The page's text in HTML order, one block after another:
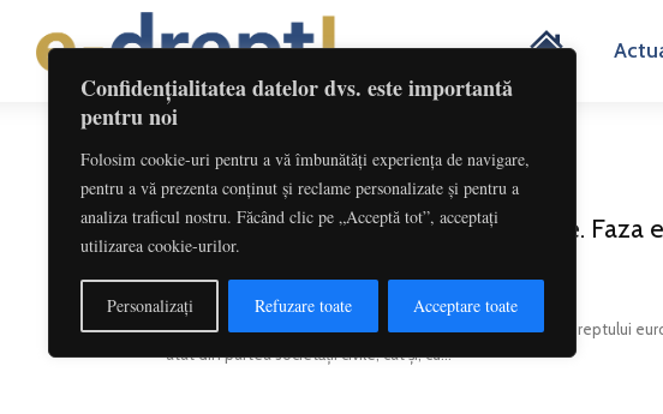
Confidențialitatea datelor dvs. este importantă
pentru noi
Folosim cookie-uri pentru a vă îmbunătăți experiența de navigare,
pentru a vă prezenta conținut și reclame personalizate și pentru a
analiza traficul nostru. Făcând clic pe „Acceptă tot”, acceptați
utilizarea cookie-urilor.
Personalizați Refuzare toate Acceptare toate
H
e
Etichetă: OG 22/2002
Epopeea restituirii taxelor de poluare. Faza
conturilor deschise la Trezorerie...
octombrie 6, 2017
Protejarea drepturilor justițiabililor și aplicarea prioritară a dreptului
atât din partea societății civile, cât și, cu...